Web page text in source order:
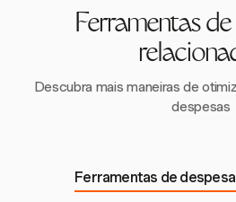
processos manuais, reduzindo
mantém a eficiência.
Ferramentas de
Descubra mais maneiras de
despesas
Ferramentas de